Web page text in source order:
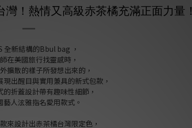
灣！熱情又高級赤茶橘充滿正面力量！
全新結構的Bbul bag ，
在美國旅行找靈感時，
擴散的樣子所發想出來的，
出醒目與實用兼具的新式包款，
的折蓋設計帶有趣味性細節，
藝人泫雅指名愛用款式。
來設計出赤茶橘台灣限定色，